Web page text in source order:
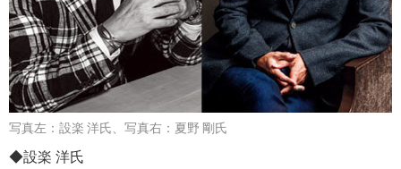
写真左：設楽 洋氏、写真右：夏野 剛氏
◆設楽 洋氏